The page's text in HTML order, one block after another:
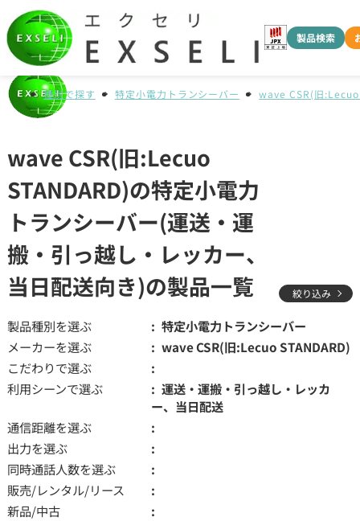
製品検索
種別で探す 特定小電力トランシーバー wave CSR(旧:Lecuo
wave CSR(旧:Lecuo
STANDARD)の特定小電力
トランシーバー(運送・運
搬・引っ越し・レッカー、
当日配送向き)の製品一覧
絞り込み
製品種別を選ぶ
特定小電力トランシーバー
メーカーを選ぶ
wave CSR(旧:Lecuo STANDARD)
こだわりで選ぶ
利用シーンで選ぶ
運送・運搬・引っ越し・レッカ
ー、当日配送
通信距離を選ぶ
出力を選ぶ
同時通話人数を選ぶ
販売/レンタル/リース
新品/中古